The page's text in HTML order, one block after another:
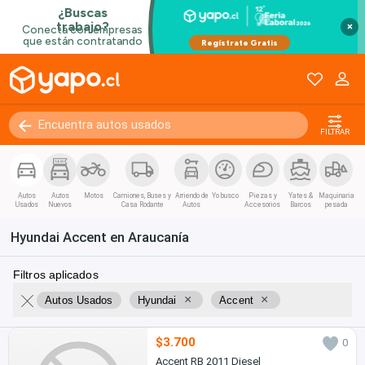
×
FILTRAR
Autos
Usados
Autos
Nuevos
Motos
Camiones, Buses y
Casa Rodante
Arriendo de
Autos
Yo busco
Piezas y
Accesorios
Yates &
Barcos
Maquinaria
pesada
Hyundai Accent en Araucanía
Filtros aplicados
Autos Usados Hyundai × Accent ×
$3.700
0
Accent RB 2011 Diesel